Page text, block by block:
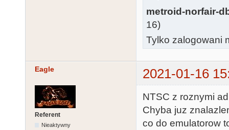
metroid-norfair-
16)
Tylko zalogowani
Eagle 2021-01-16
Referent
Nieaktywny
NTSC z roznymi
Chyba juz
co do emulatorow